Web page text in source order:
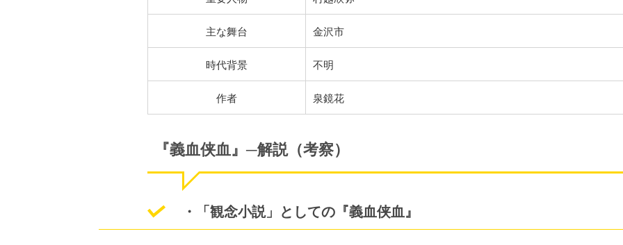
主な舞台 金沢市
時代背景 不明
作者 泉鏡花
『義血侠血』─解説（考察）
・「観念小説」としての『義血侠血』